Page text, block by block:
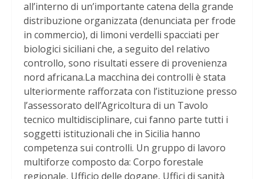
all’interno di un’importante catena della grande
distribuzione organizzata (denunciata per frode
in commercio), di limoni verdelli spacciati per
biologici siciliani che, a seguito del relativo
controllo, sono risultati essere di provenienza
nord africana.La macchina dei controlli è stata
ulteriormente rafforzata con l’istituzione presso
l’assessorato dell’Agricoltura di un Tavolo
tecnico multidisciplinare, cui fanno parte tutti i
soggetti istituzionali che in Sicilia hanno
competenza sui controlli. Un gruppo di lavoro
multiforze composto da: Corpo forestale
regionale, Ufficio delle dogane, Uffici di sanità